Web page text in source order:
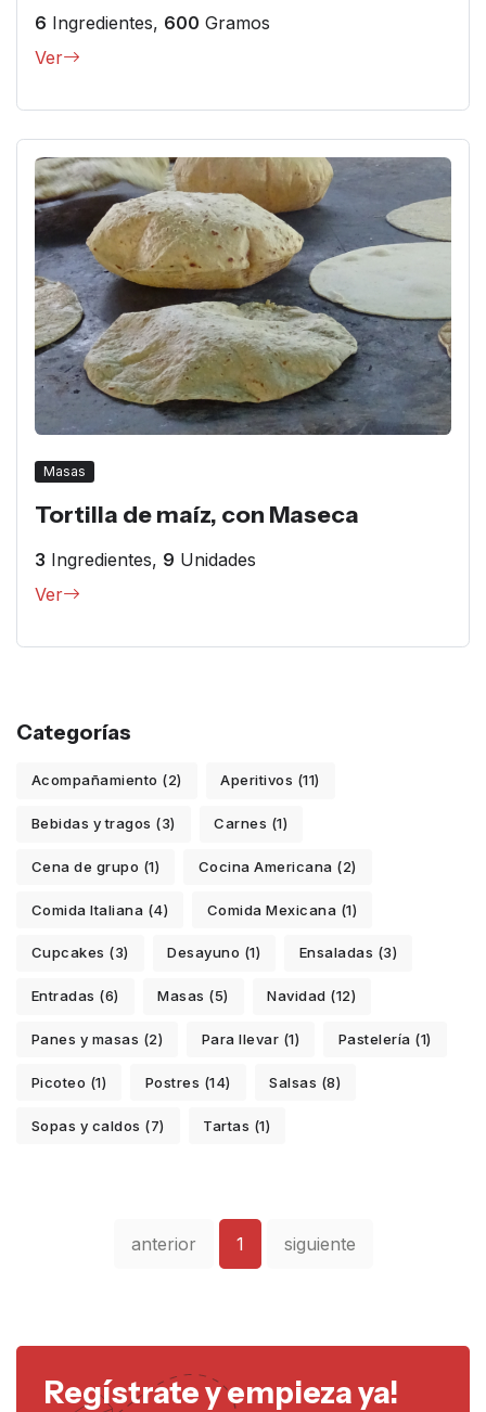
6 Ingredientes, 600 Gramos
Ver
Masas
Tortilla de maíz, con Maseca
3 Ingredientes, 9 Unidades
Ver
Categorías
Acompañamiento (2) Aperitivos (11)
Bebidas y tragos (3) Carnes (1)
Cena de grupo (1) Cocina Americana (2)
Comida Italiana (4) Comida Mexicana (1)
Cupcakes (3) Desayuno (1) Ensaladas (3)
Entradas (6) Masas (5) Navidad (12)
Panes y masas (2) Para llevar (1) Pastelería (1)
Picoteo (1) Postres (14) Salsas (8)
Sopas y caldos (7) Tartas (1)
anterior 1 siguiente
Regístrate y empieza ya!